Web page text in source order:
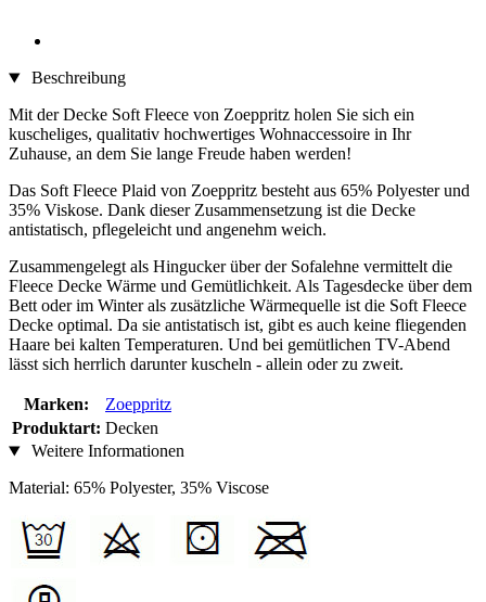
Beschreibung
Mit der Decke Soft Fleece von Zoeppritz holen Sie sich ein
kuscheliges, qualitativ hochwertiges Wohnaccessoire in Ihr
Zuhause, an dem Sie lange Freude haben werden!
Das Soft Fleece Plaid von Zoeppritz besteht aus 65% Polyester und
35% Viskose. Dank dieser Zusammensetzung ist die Decke
antistatisch, pflegeleicht und angenehm weich.
Zusammengelegt als Hingucker über der Sofalehne vermittelt die
Fleece Decke Wärme und Gemütlichkeit. Als Tagesdecke über dem
Bett oder im Winter als zusätzliche Wärmequelle ist die Soft Fleece
Decke optimal. Da sie antistatisch ist, gibt es auch keine fliegenden
Haare bei kalten Temperaturen. Und bei gemütlichen TV-Abend
lässt sich herrlich darunter kuscheln - allein oder zu zweit.
Marken:
Zoeppritz
Produktart: Decken
Weitere Informationen
Material: 65% Polyester, 35% Viscose